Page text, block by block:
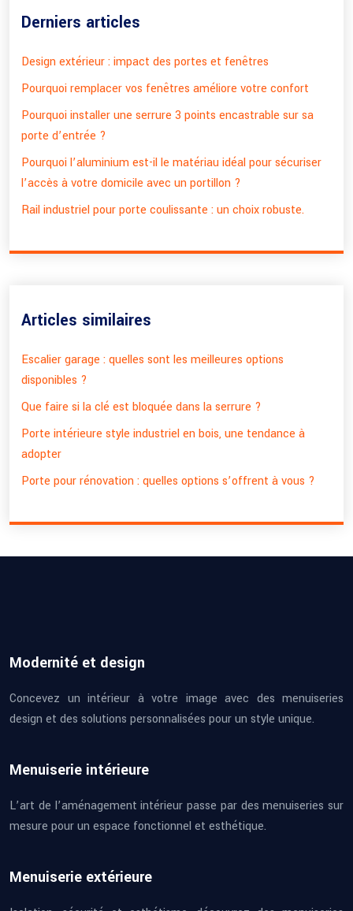
Derniers articles
Design extérieur : impact des portes et fenêtres
Pourquoi remplacer vos fenêtres améliore votre confort
Pourquoi installer une serrure 3 points encastrable sur sa
porte d’entrée ?
Pourquoi l’aluminium est-il le matériau idéal pour sécuriser
l’accès à votre domicile avec un portillon ?
Rail industriel pour porte coulissante : un choix robuste.
Articles similaires
Escalier garage : quelles sont les meilleures options
disponibles ?
Que faire si la clé est bloquée dans la serrure ?
Porte intérieure style industriel en bois, une tendance à
adopter
Porte pour rénovation : quelles options s’offrent à vous ?
Modernité et design
Concevez un intérieur à votre image avec des menuiseries
design et des solutions personnalisées pour un style unique.
Menuiserie intérieure
L’art de l’aménagement intérieur passe par des menuiseries sur
mesure pour un espace fonctionnel et esthétique.
Menuiserie extérieure